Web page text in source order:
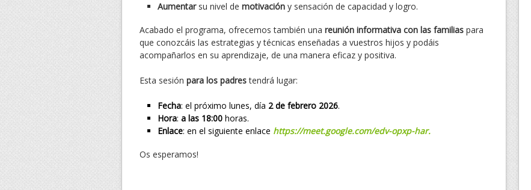
Aumentarsu nivel de motivación y sensación de capacidad y logro.
Acabado el programa, ofrecemos también una reunión informativa con las familias para
que conozcáis las estrategias y técnicas enseñadas a vuestros hijos y podáis
acompañarlos en su aprendizaje, de una manera eficaz y positiva.
Esta sesión para los padrestendrá lugar:
Fecha: el próximo lunes, día 2 de febrero 2026.
Hora: a las 18:00 horas.
Enlace: en el siguiente enlace https://meet.google.com/edv-opxp-har.
Os esperamos!